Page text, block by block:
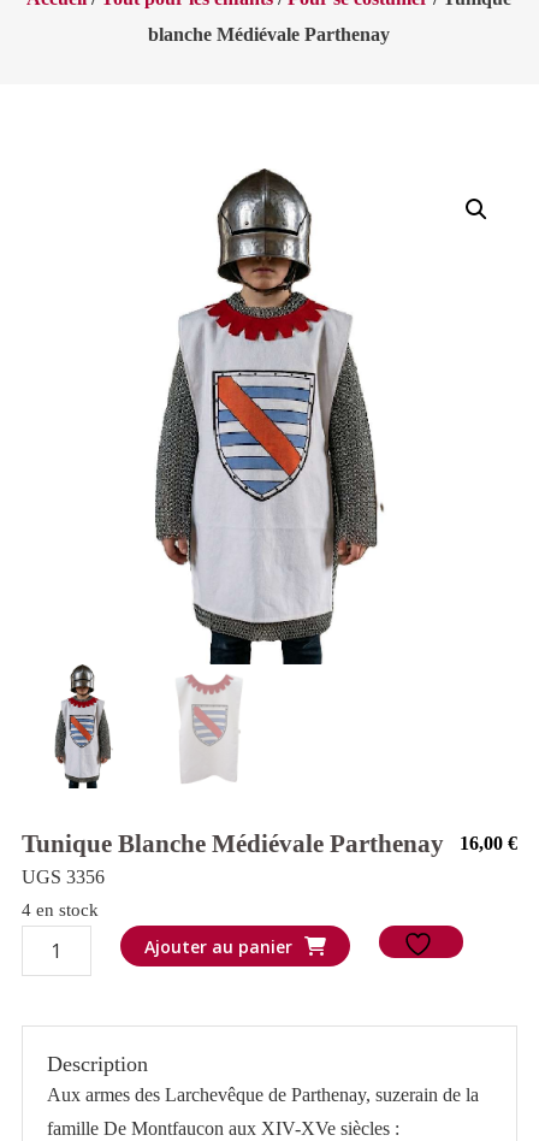
blanche Médiévale Parthenay
Tunique Blanche Médiévale Parthenay 16,00€
UGS 3356
4 en stock
quantité
de
Médiévale
Ajouter au panier
Description
Aux armes des Larchevêque de Parthenay, suzerain de la
famille De Montfaucon aux XIV-XVe siècles :